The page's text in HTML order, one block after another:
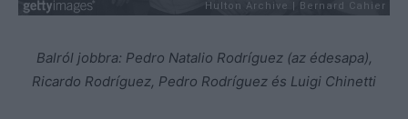
Balról jobbra: Pedro Natalio Rodríguez (az édesapa),
Ricardo Rodríguez, Pedro Rodríguez és Luigi Chinetti